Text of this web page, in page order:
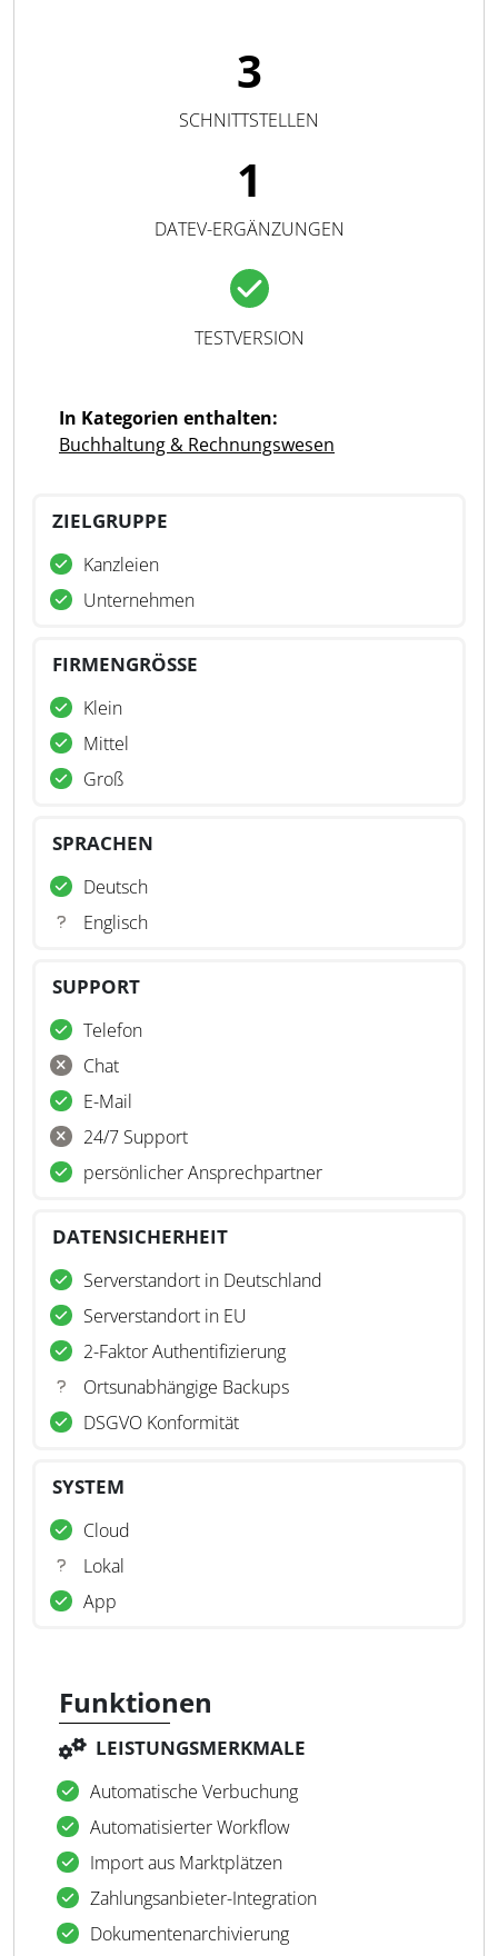
3
SCHNITTSTELLEN
1
DATEV-ERGÄNZUNGEN
TESTVERSION
In Kategorien enthalten:
Buchhaltung & Rechnungswesen
ZIELGRUPPE
Kanzleien
Unternehmen
FIRMENGRÖSSE
Klein
Mittel
Groß
SPRACHEN
Deutsch
Englisch
SUPPORT
Telefon
Chat
E-Mail
24/7 Support
persönlicher Ansprechpartner
DATENSICHERHEIT
Serverstandort in Deutschland
Serverstandort in EU
2-Faktor Authentifizierung
Ortsunabhängige Backups
DSGVO Konformität
SYSTEM
Cloud
Lokal
App
Funktionen
LEISTUNGSMERKMALE
Automatische Verbuchung
Automatisierter Workflow
Import aus Marktplätzen
Zahlungsanbieter-Integration
Dokumentenarchivierung